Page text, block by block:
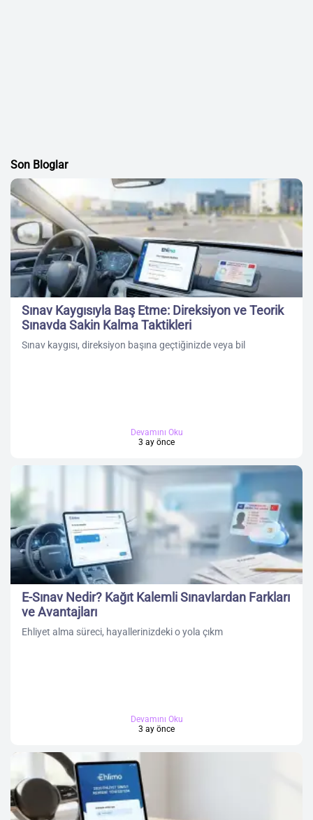
Son Bloglar
Sınav Kaygısıyla Baş Etme: Direksiyon ve Teorik
Sınavda Sakin Kalma Taktikleri
Sınav kaygısı, direksiyon başına geçtiğinizde veya bil
Devamını Oku
3 ay önce
E-Sınav Nedir? Kağıt Kalemli Sınavlardan Farkları
ve Avantajları
Ehliyet alma süreci, hayallerinizdeki o yola çıkm
Devamını Oku
3 ay önce